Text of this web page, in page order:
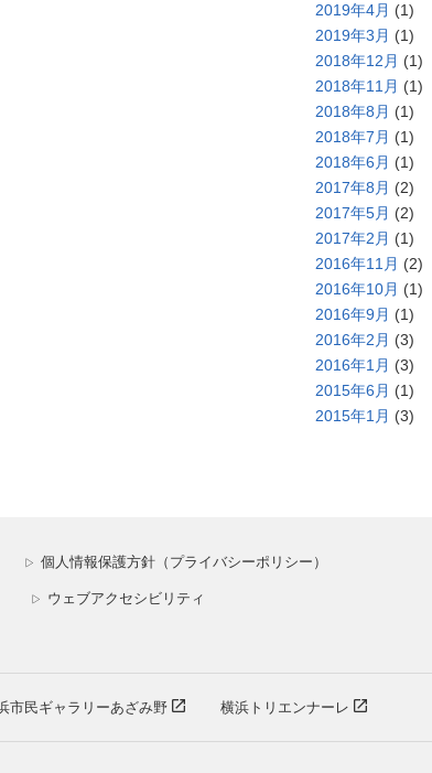
2019年4月 (1)
2019年3月 (1)
2018年12月 (1)
2018年11月 (1)
2018年8月 (1)
2018年7月 (1)
2018年6月 (1)
2017年8月 (2)
2017年5月 (2)
2017年2月 (1)
2016年11月 (2)
2016年10月 (1)
2016年9月 (1)
2016年2月 (3)
2016年1月 (3)
2015年6月 (1)
2015年1月 (3)
▷ 個人情報保護方針（プライバシーポリシー）
▷ ウェブアクセシビリティ
市民ギャラリーあざみ野 横浜トリエンナーレ